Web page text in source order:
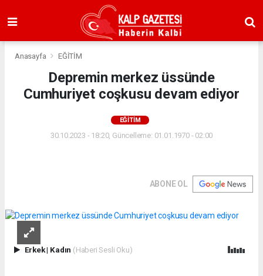
Anasayfa EĞİTİM
Depremin merkez üssünde
Cumhuriyet coşkusu devam ediyor
EĞİTİM
30.10.2023 - 18:20, Güncelleme: 01.01.1970 - 02:00
ABONE OL
Erkek| Kadın (Haberi Sesli Oku)